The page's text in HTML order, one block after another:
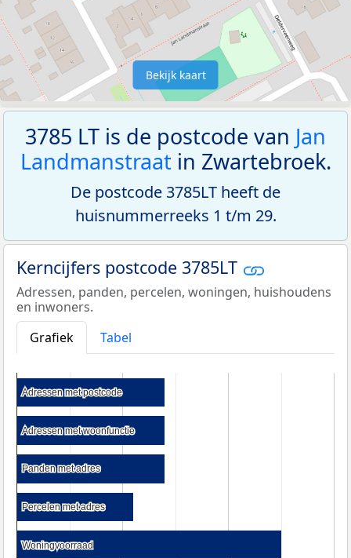
Bekijk kaart
3785 LT is de postcode van Jan
Landmanstraatin Zwartebroek.
De postcode 3785LT heeft de
huisnummerreeks 1 t/m 29.
Kerncijfers postcode 3785LT
Adressen, panden, percelen, woningen, huishoudens
en inwoners.
Grafiek
Tabel
Adressen met postcode
Adressen met postcode
Adressen met woonfunctie
Adressen met woonfunctie
Panden met adres
Panden met adres
Percelen met adres
Percelen met adres
Woningvoorraad
Woningvoorraad